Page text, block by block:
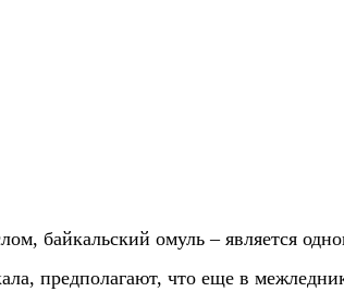
байкальский омуль – является
предполагают, что еще в